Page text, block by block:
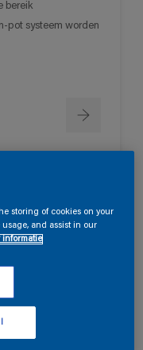
bereik
pot systeem worden
vloei
storing of cookies on your
and assist in our
informatie